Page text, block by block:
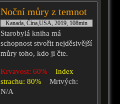
Noční můry z temnot
Kanada, Čína,USA, 2019, 108min
Starobylá kniha má
schopnost stvořit nejděsivější
můry toho, kdo ji čte.
Krvavost: 60%
Index
strachu: 80%
Mrtvých:
N/A